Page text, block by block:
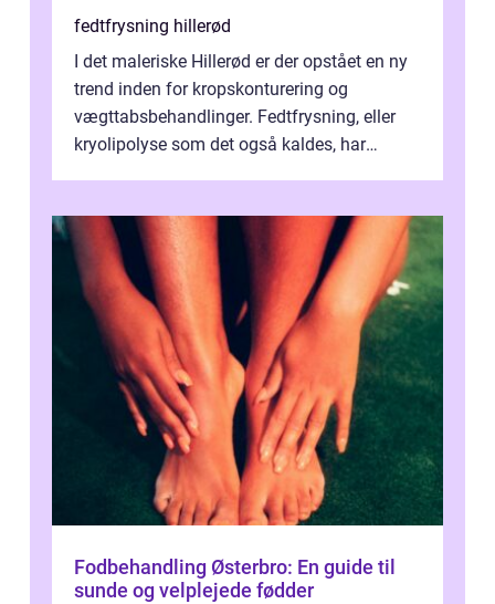
fedtfrysning hillerød
I det maleriske Hillerød er der opstået en ny
trend inden for kropskonturering og
vægttabsbehandlinger. Fedtfrysning, eller
kryolipolyse som det også kaldes, har
Fodbehandling Østerbro: En guide til
sunde og velplejede fødder